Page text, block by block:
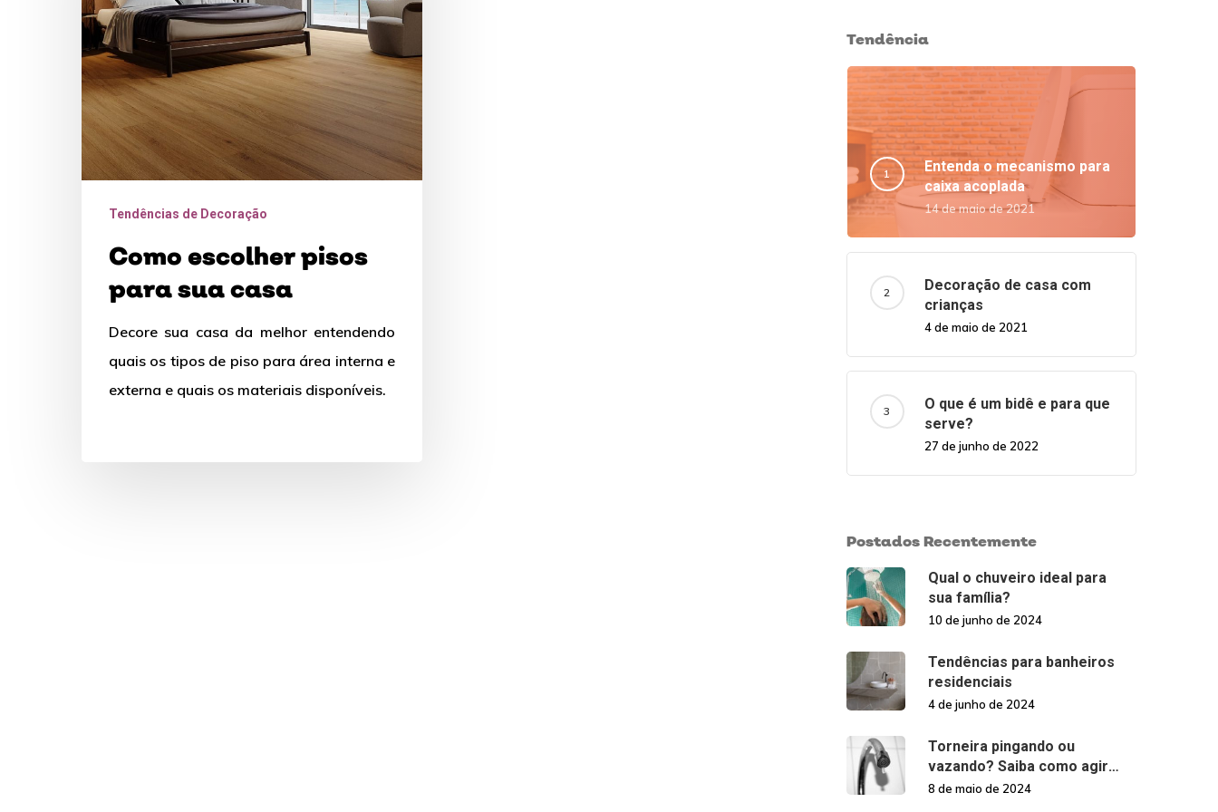
sua
casa
Tendências de Decoração
Como escolher pisos
para sua casa
Decore sua casa da melhor entendendo
quais os tipos de piso para área interna e
externa e quais os materiais disponíveis.
Tendência
Entenda o mecanismo para
caixa acoplada
14 de maio de 2021
Decoração de casa com
crianças
4 de maio de 2021
O que é um bidê e para que
serve?
27 de junho de 2022
Postados Recentemente
Qual o chuveiro ideal para
sua família?
10 de junho de 2024
Tendências para banheiros
residenciais
4 de junho de 2024
Torneira pingando ou
vazando? Saiba como agir
nessas situações!
8 de maio de 2024